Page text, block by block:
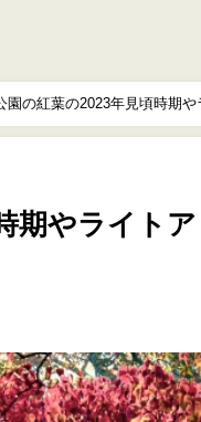
園の紅葉の2023年見頃時期
期やライト